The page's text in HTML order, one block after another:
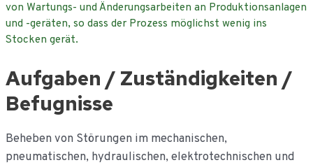
von Wartungs- und Änderungsarbeiten an Produktionsanlagen
und -geräten, so dass der Prozess möglichst wenig ins
Stocken gerät.
Aufgaben / Zuständigkeiten /
Befugnisse
Beheben von Störungen im mechanischen,
pneumatischen, hydraulischen, elektrotechnischen und